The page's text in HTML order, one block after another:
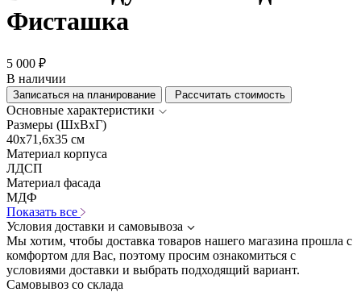
Фисташка
5 000 ₽
В наличии
Записаться на планирование Рассчитать стоимость
Основные характеристики
Размеры (ШхВхГ)
40x71,6x35 см
Материал корпуса
ЛДСП
Материал фасада
МДФ
Показать все
Условия доставки и самовывоза
Мы хотим, чтобы доставка товаров нашего магазина прошла с
комфортом для Вас, поэтому просим ознакомиться с
условиями доставки и выбрать подходящий вариант.
Самовывоз со склада